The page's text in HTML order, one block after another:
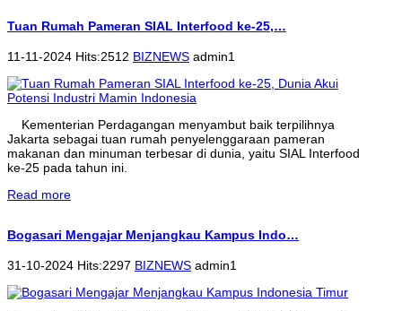
Tuan Rumah Pameran SIAL Interfood ke-25,…
11-11-2024 Hits:2512 BIZNEWS admin1
Kementerian Perdagangan menyambut baik terpilihnya
Jakarta sebagai tuan rumah penyelenggaraan pameran
makanan dan minuman terbesar di dunia, yaitu SIAL Interfood
ke-25 pada tahun ini.
Read more
Bogasari Mengajar Menjangkau Kampus Indo…
31-10-2024 Hits:2297 BIZNEWS admin1